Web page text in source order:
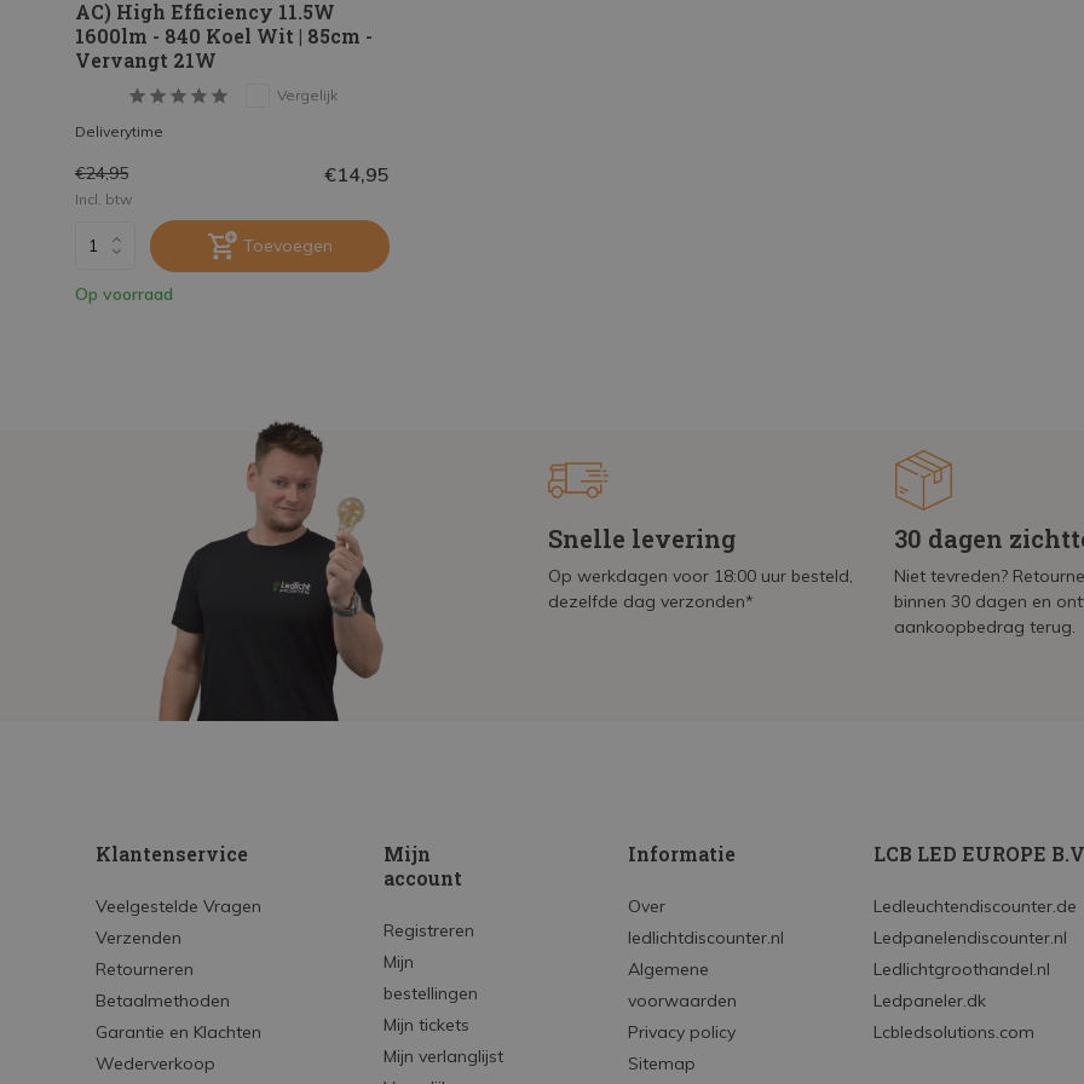
AC) High Efficiency 11.5W
1600lm - 840 Koel Wit | 85cm -
Vervangt 21W
Vergelijk
Deliverytime
€24,95 €14,95
Incl. btw
Toevoegen
Op voorraad
Snelle levering
Op werkdagen voor 18:00 uur besteld,
dezelfde dag verzonden*
30 dagen
Niet tevreden?
binnen 30 dagen en
aankoopbedrag terug.
Klantenservice
Veelgestelde Vragen
Verzenden
Retourneren
Betaalmethoden
Garantie en Klachten
Wederverkoop
Mijn
account
Registreren
Mijn
bestellingen
Mijn tickets
Mijn verlanglijst
Informatie
Over
ledlichtdiscounter.nl
Algemene
voorwaarden
Privacy policy
Sitemap
LCB LED EUROPE
Ledleuchtendiscounter.de
Ledpanelendiscounter.nl
Ledlichtgroothandel.nl
Ledpaneler.dk
Lcbledsolutions.com